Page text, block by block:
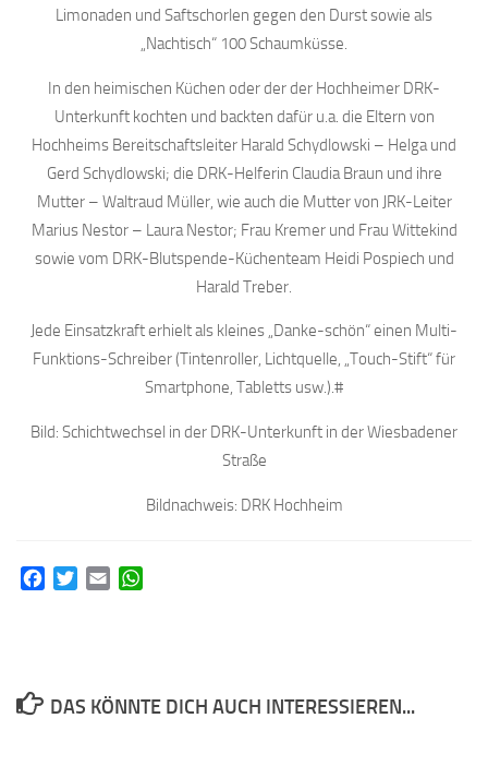
Limonaden und Saftschorlen gegen den Durst sowie als
„Nachtisch“ 100 Schaumküsse.
In den heimischen Küchen oder der der Hochheimer DRK-
Unterkunft kochten und backten dafür u.a. die Eltern von
Hochheims Bereitschaftsleiter Harald Schydlowski – Helga und
Gerd Schydlowski; die DRK-Helferin Claudia Braun und ihre
Mutter – Waltraud Müller, wie auch die Mutter von JRK-Leiter
Marius Nestor – Laura Nestor; Frau Kremer und Frau Wittekind
sowie vom DRK-Blutspende-Küchenteam Heidi Pospiech und
Harald Treber.
Jede Einsatzkraft erhielt als kleines „Danke-schön“ einen Multi-
Funk­tions-Schreiber (Tintenroller, Lichtquelle, „Touch-Stift“ für
Smartphone, Tabletts usw.).#
Bild: Schichtwechsel in der DRK-Unterkunft in der Wiesbadener
Straße
Bildnachweis: DRK Hochheim
FacebookTwitterEmail
DAS KÖNNTE DICH AUCH INTERESSIEREN...